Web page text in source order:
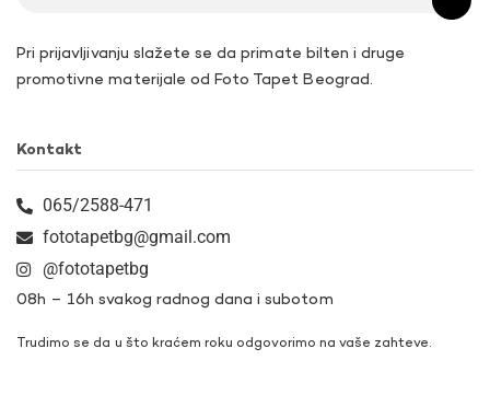
Pri prijavljivanju slažete se da primate bilten i druge
promotivne materijale od Foto Tapet Beograd.
Kontakt
065/2588-471
fototapetbg@gmail.com
@fototapetbg
08h – 16h svakog radnog dana i subotom
Trudimo se da u što kraćem roku odgovorimo na vaše zahteve.